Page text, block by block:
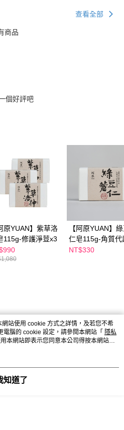
查看全部
商品
個好評吧
原YUAN】紫草洛
115g-修護淨荳x3
【阿原YUAN】
仁皂115g-角質代
NT$330
站使用 cookie 方式之詳情，及若您不希
腦的 cookie 設定，請參閱本網站「 隱私
本網站即表示您同意本公司得按本網站使
知道了